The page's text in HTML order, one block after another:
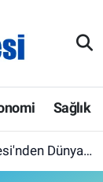
Sağlık
Özel Farkındalık Etkinliği